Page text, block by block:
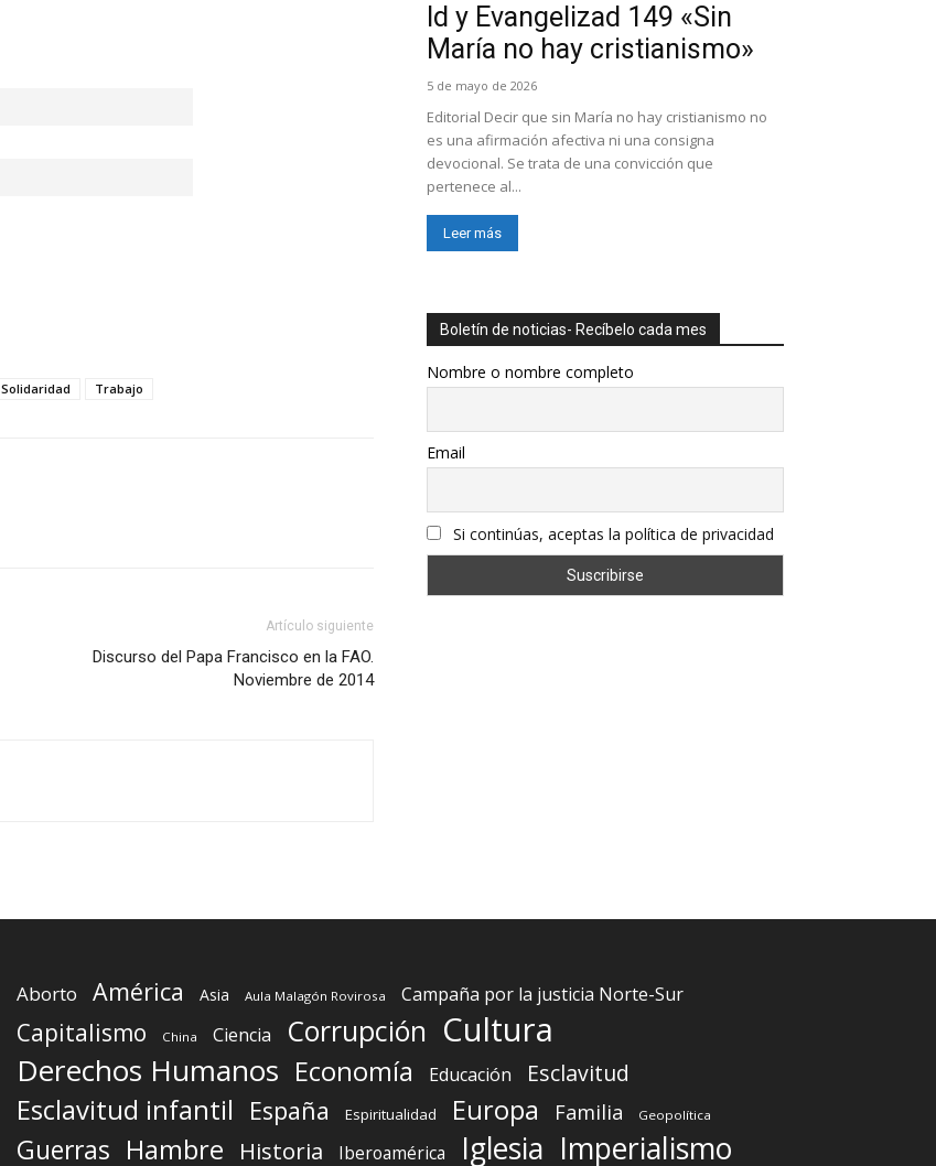
Solidaridad Trabajo
Artículo siguiente
Discurso del Papa Francisco en la FAO.
Noviembre de 2014
Id y Evangelizad 149 «Sin
María no hay cristianismo»
5 de mayo de 2026
Editorial Decir que sin María no hay cristianismo no
es una afirmación afectiva ni una consigna
devocional. Se trata de una convicción que
pertenece al...
Leer más
Boletín de noticias- Recíbelo cada mes
Nombre o nombre completo
Email
Si continúas, aceptas la política de privacidad
Aborto América Asia Aula Malagón Rovirosa Campaña por la justicia Norte-Sur
Capitalismo China Ciencia Corrupción Cultura
Derechos Humanos Economía Educación Esclavitud
Esclavitud infantil España Espiritualidad Europa Familia Geopolítica
Guerras Hambre Historia Iberoamérica Iglesia Imperialismo